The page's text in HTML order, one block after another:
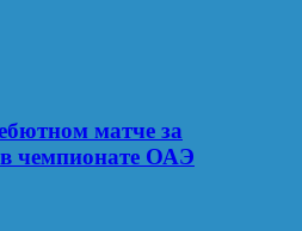
матче за
чемпионате ОАЭ